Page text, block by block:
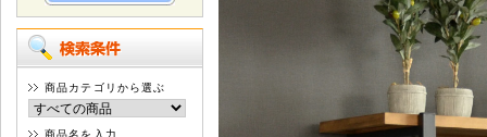
商品カテゴリから選ぶ
商品名を入力